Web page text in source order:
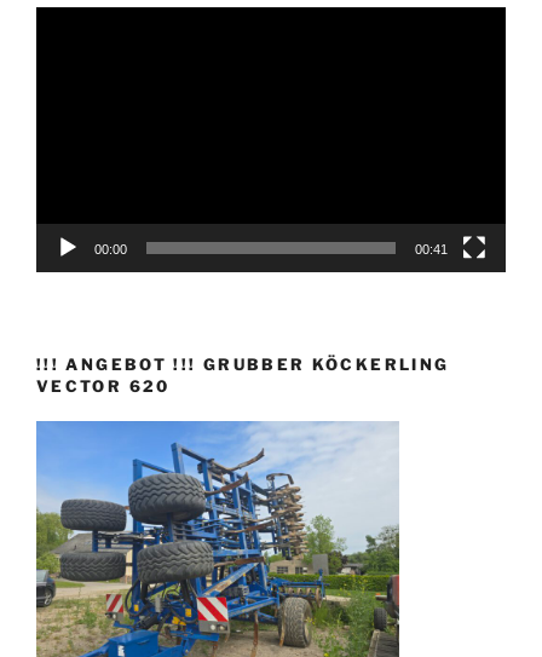
00:00 00:41
!!! ANGEBOT !!! GRUBBER KÖCKERLING
VECTOR 620